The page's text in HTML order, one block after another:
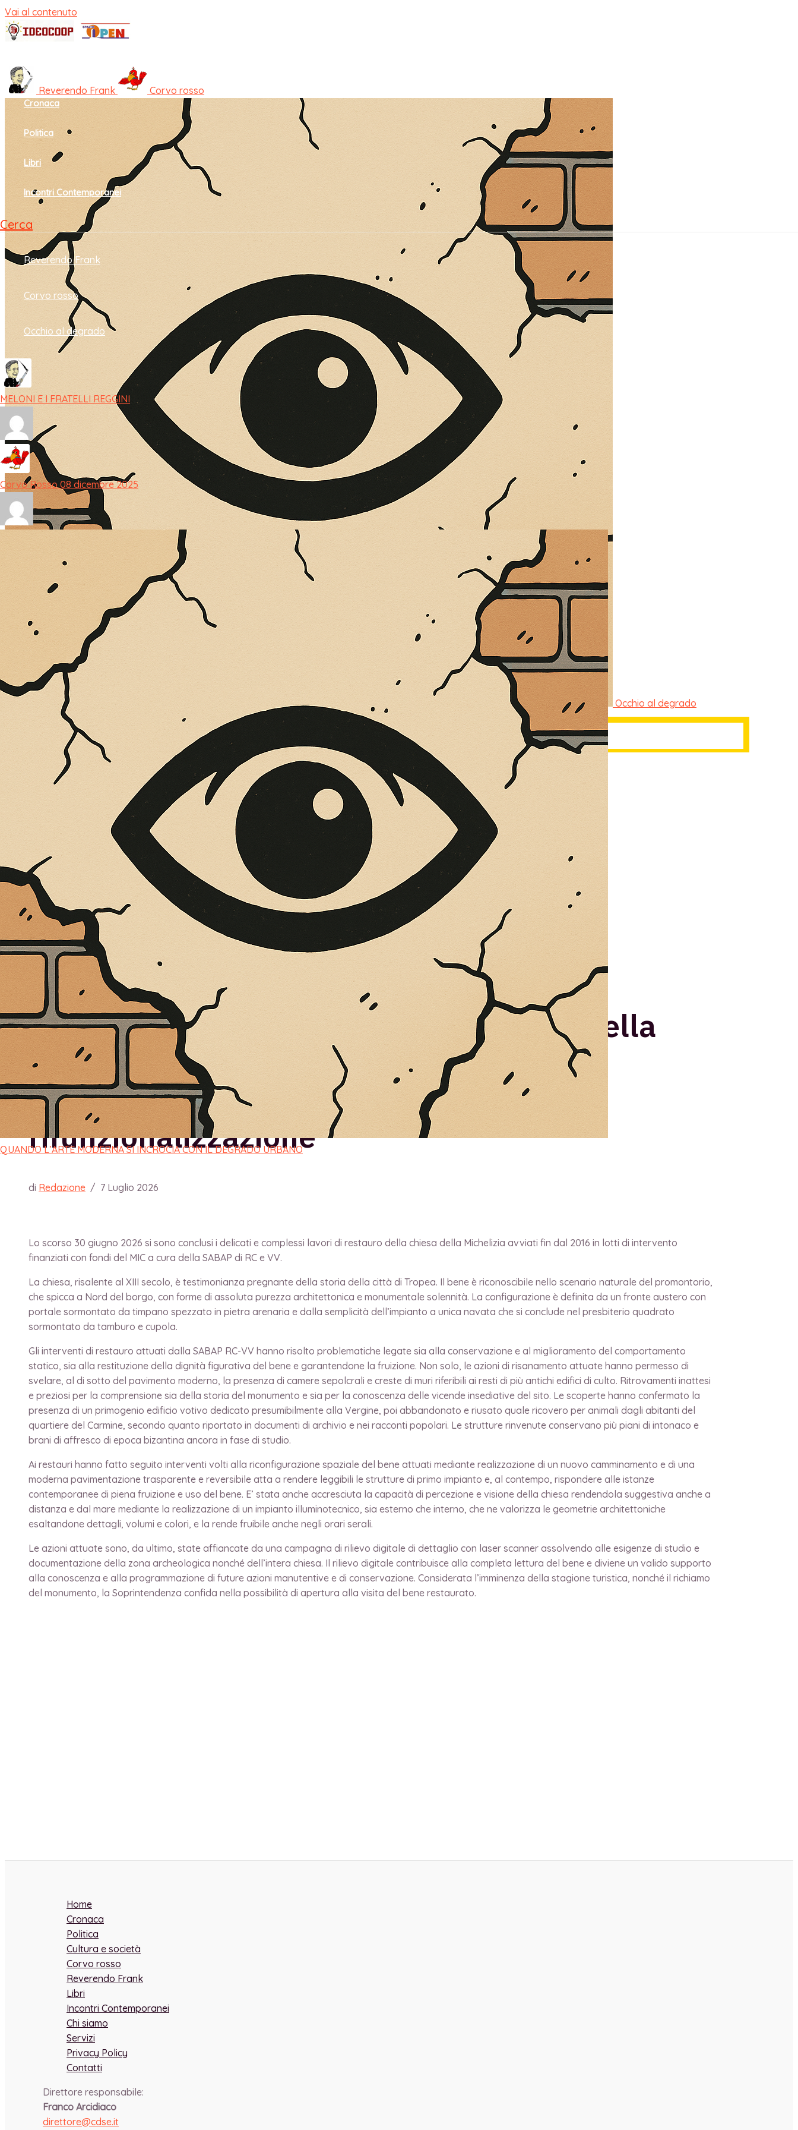
Vai al contenuto
Cultura e società
Cronaca
Politica
Libri
Incontri Contemporanei
Cerca
Reverendo Frank
Corvo rosso
Occhio al degrado
MELONI E I FRATELLI REGGINI
Corvo Rosso 08 dicembre 2025
QUANDO L’ARTE MODERNA SI INCROCIA CON IL DEGRADO URBANO
Reverendo Frank Corvo rosso
Occhio al degrado
È MORTO MELO FRENI, VIVONO LE OPERE SUE
Antonio Marino 4 Agosto 2026
Cultura e Società
A casa Freni, a pochi passi dal lungomare di Terme Vigliatore, sulle pareti giaccio istantanee,...
CONTINUA A LEGGERE
Condividi:
Cultura
Chiesa di Santa Maria della Neve detta della
“Michelizia”.Verifica del rischio sismico,
riduzione delle vulnerabilità,restauro, e
rifunzionalizzazione
di Redazione / 7 Luglio 2026
Lo scorso 30 giugno 2026 si sono conclusi i delicati e complessi lavori di restauro della chiesa della Michelizia avviati fin dal 2016 in lotti di intervento
finanziati con fondi del MIC a cura della SABAP di RC e VV.
La chiesa, risalente al XIII secolo, è testimonianza pregnante della storia della città di Tropea. Il bene è riconoscibile nello scenario naturale del promontorio,
che spicca a Nord del borgo, con forme di assoluta purezza architettonica e monumentale solennità. La configurazione è definita da un fronte austero con
portale sormontato da timpano spezzato in pietra arenaria e dalla semplicità dell’impianto a unica navata che si conclude nel presbiterio quadrato
sormontato da tamburo e cupola.
Gli interventi di restauro attuati dalla SABAP RC-VV hanno risolto problematiche legate sia alla conservazione e al miglioramento del comportamento
statico, sia alla restituzione della dignità figurativa del bene e garantendone la fruizione. Non solo, le azioni di risanamento attuate hanno permesso di
svelare, al di sotto del pavimento moderno, la presenza di camere sepolcrali e creste di muri riferibili ai resti di più antichi edifici di culto. Ritrovamenti inattesi
e preziosi per la comprensione sia della storia del monumento e sia per la conoscenza delle vicende insediative del sito. Le scoperte hanno confermato la
presenza di un primogenio edificio votivo dedicato presumibilmente alla Vergine, poi abbandonato e riusato quale ricovero per animali dagli abitanti del
quartiere del Carmine, secondo quanto riportato in documenti di archivio e nei racconti popolari. Le strutture rinvenute conservano più piani di intonaco e
brani di affresco di epoca bizantina ancora in fase di studio.
Ai restauri hanno fatto seguito interventi volti alla riconfigurazione spaziale del bene attuati mediante realizzazione di un nuovo camminamento e di una
moderna pavimentazione trasparente e reversibile atta a rendere leggibili le strutture di primo impianto e, al contempo, rispondere alle istanze
contemporanee di piena fruizione e uso del bene. E’ stata anche accresciuta la capacità di percezione e visione della chiesa rendendola suggestiva anche a
distanza e dal mare mediante la realizzazione di un impianto illuminotecnico, sia esterno che interno, che ne valorizza le geometrie architettoniche
esaltandone dettagli, volumi e colori, e la rende fruibile anche negli orari serali.
Le azioni attuate sono, da ultimo, state affiancate da una campagna di rilievo digitale di dettaglio con laser scanner assolvendo alle esigenze di studio e
documentazione della zona archeologica nonché dell’intera chiesa. Il rilievo digitale contribuisce alla completa lettura del bene e diviene un valido supporto
alla conoscenza e alla programmazione di future azioni manutentive e di conservazione. Considerata l’imminenza della stagione turistica, nonché il richiamo
del monumento, la Soprintendenza confida nella possibilità di apertura alla visita del bene restaurato.
Home
Cronaca
Politica
Cultura e società
Corvo rosso
Reverendo Frank
Libri
Incontri Contemporanei
Chi siamo
Servizi
Privacy Policy
Contatti
Direttore responsabile:
Franco Arcidiaco
direttore@cdse.it